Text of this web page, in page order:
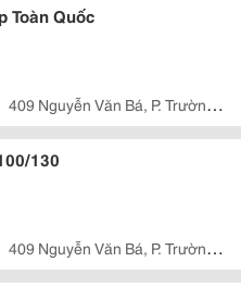
Toàn Quốc
409 Nguyễn Văn Bá, P. Trường
130
409 Nguyễn Văn Bá, P. Trường